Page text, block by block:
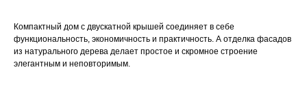
Компактный дом с двускатной крышей соединяет в себе
функциональность, экономичность и практичность. А отделка фасадов
из натурального дерева делает простое и скромное строение
элегантным и неповторимым.